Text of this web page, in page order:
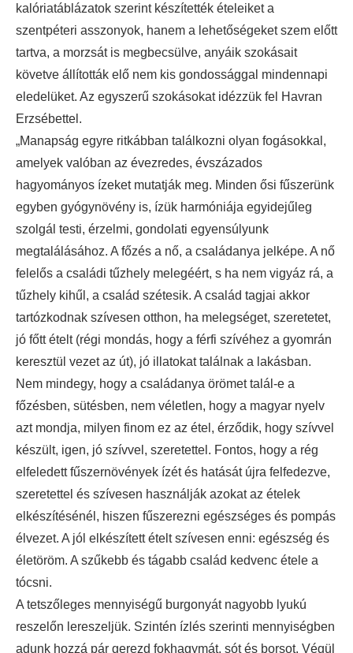
kalóriatáblázatok szerint készítették ételeiket a
szentpéteri asszonyok, hanem a lehetőségeket szem előtt
tartva, a morzsát is megbecsülve, anyáik szokásait
követve állították elő nem kis gondossággal mindennapi
eledelüket. Az egyszerű szokásokat idézzük fel Havran
Erzsébettel.
„Manapság egyre ritkábban találkozni olyan fogásokkal,
amelyek valóban az évezredes, évszázados
hagyományos ízeket mutatják meg. Minden ősi fűszerünk
egyben gyógynövény is, ízük harmóniája egyidejűleg
szolgál testi, érzelmi, gondolati egyensúlyunk
megtalálásához. A főzés a nő, a családanya jelképe. A nő
felelős a családi tűzhely melegéért, s ha nem vigyáz rá, a
tűzhely kihűl, a család szétesik. A család tagjai akkor
tartózkodnak szívesen otthon, ha melegséget, szeretetet,
jó főtt ételt (régi mondás, hogy a férfi szívéhez a gyomrán
keresztül vezet az út), jó illatokat találnak a lakásban.
Nem mindegy, hogy a családanya örömet talál-e a
főzésben, sütésben, nem véletlen, hogy a magyar nyelv
azt mondja, milyen finom ez az étel, érződik, hogy szívvel
készült, igen, jó szívvel, szeretettel. Fontos, hogy a rég
elfeledett fűszernövények ízét és hatását újra felfedezve,
szeretettel és szívesen használják azokat az ételek
elkészítésénél, hiszen fűszerezni egészséges és pompás
élvezet. A jól elkészített ételt szívesen enni: egészség és
életöröm. A szűkebb és tágabb család kedvenc étele a
tócsni.
A tetszőleges mennyiségű burgonyát nagyobb lyukú
reszelőn lereszeljük. Szintén ízlés szerinti mennyiségben
adunk hozzá pár gerezd fokhagymát, sót és borsot. Végül